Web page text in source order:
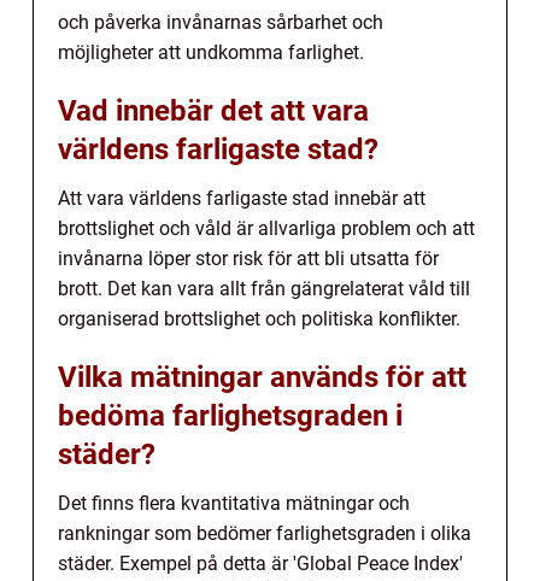
och påverka invånarnas sårbarhet och
möjligheter att undkomma farlighet.
Vad innebär det att vara
världens farligaste stad?
Att vara världens farligaste stad innebär att
brottslighet och våld är allvarliga problem och att
invånarna löper stor risk för att bli utsatta för
brott. Det kan vara allt från gängrelaterat våld till
organiserad brottslighet och politiska konflikter.
Vilka mätningar används för att
bedöma farlighetsgraden i
städer?
Det finns flera kvantitativa mätningar och
rankningar som bedömer farlighetsgraden i olika
städer. Exempel på detta är 'Global Peace Index'